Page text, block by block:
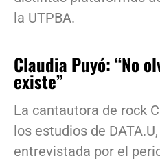
la UTPBA.
Claudia Puyó: “No
existe”
La cantautora de rock
los estudios de
entrevistada por el